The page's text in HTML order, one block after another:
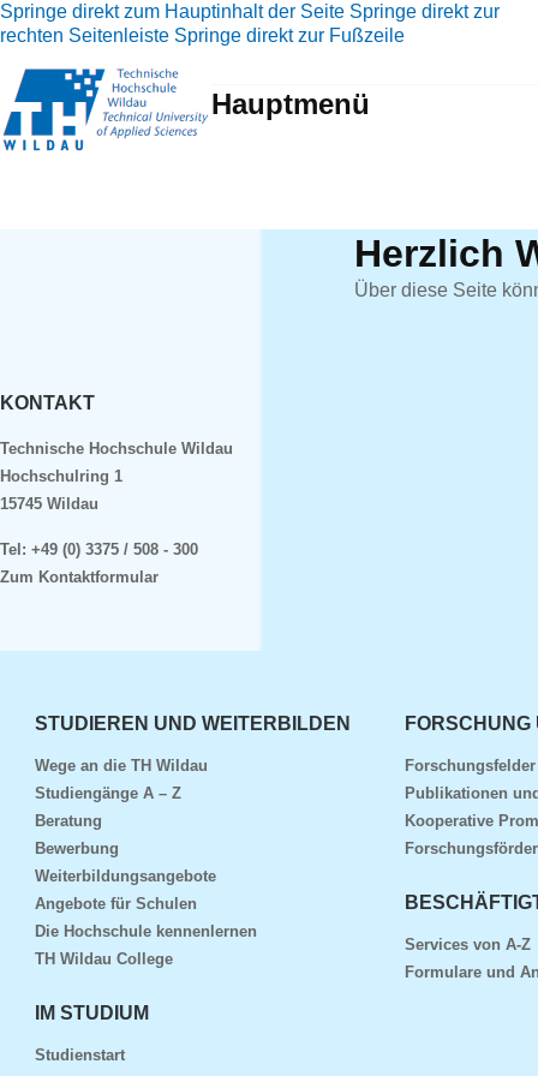
Springe direkt zum Hauptinhalt der Seite Springe direkt zur
rechten Seitenleiste Springe direkt zur Fußzeile
Hauptmenü
Herzlich
Über diese Seite
KONTAKT
Technische Hochschule Wildau
Hochschulring 1
15745 Wildau
Tel: +49 (0) 3375 / 508 - 300
Zum Kontaktformular
STUDIEREN UND WEITERBILDEN
Wege an die TH Wildau
Studiengänge A – Z
Beratung
Bewerbung
Weiterbildungsangebote
Angebote für Schulen
Die Hochschule kennenlernen
TH Wildau College
IM STUDIUM
Studienstart
Publikationen
Kooperative
Services von A-Z
Formulare und